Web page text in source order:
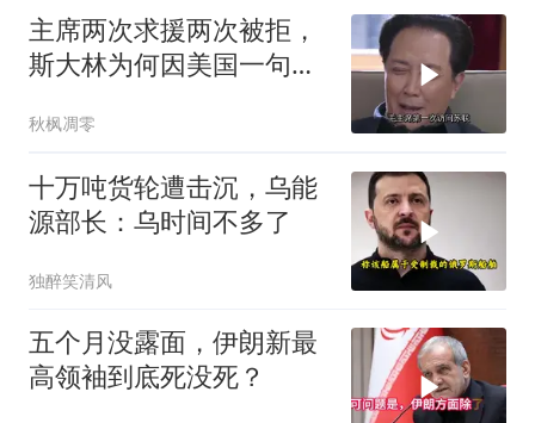
主席两次求援两次被拒，
斯大林为何因美国一句话
秋枫凋零
十万吨货轮遭击沉，乌能
源部长：乌时间不多了
独醉笑清风
五个月没露面，伊朗新最
高领袖到底死没死？